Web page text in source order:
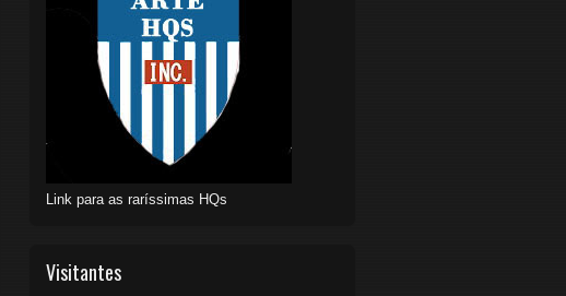
Link para as raríssimas HQs
Visitantes